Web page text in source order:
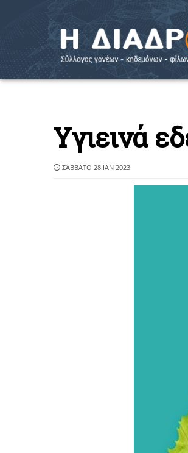
Υγιεινά
ΣΆΒΒΑΤΟ 28 ΙΑΝ 2023